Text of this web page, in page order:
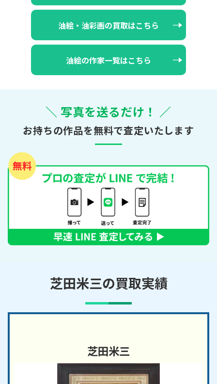
油絵・油彩画の買取はこちら
油絵の作家一覧はこちら
＼ 写真を送るだけ！ ／
お持ちの作品を無料で査定いたします
芝田米三の買取実績
芝田米三